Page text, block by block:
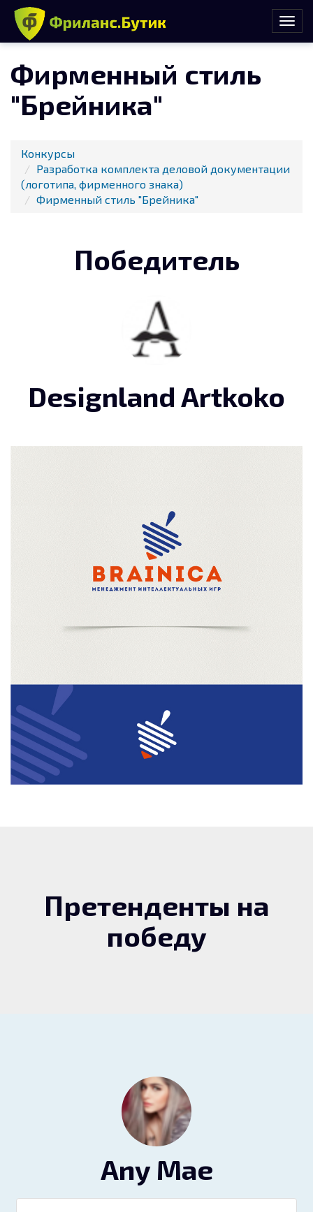
Фирменный стиль
"Брейника"
Конкурсы
Разработка комплекта деловой документации
(логотипа, фирменного знака)
Фирменный стиль "Брейника"
Победитель
Designland Artkoko
Претенденты на
победу
Any Mae